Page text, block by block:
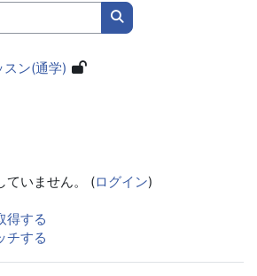
コースを検索する
ン(通学)
ていません。 (ログイン)
得する
チする